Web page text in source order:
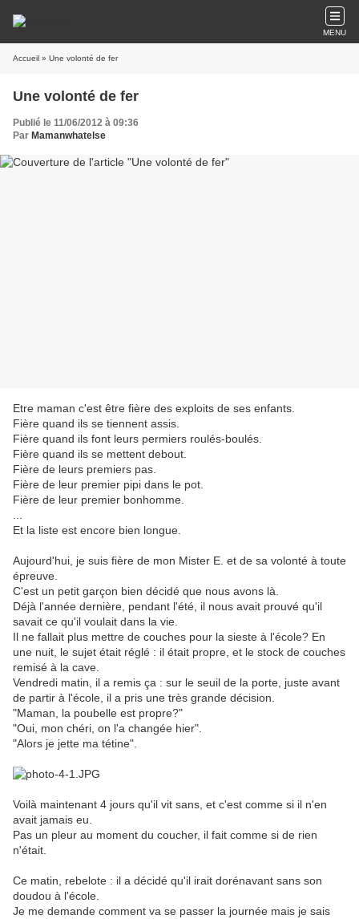
MENU
Accueil » Une volonté de fer
Une volonté de fer
Publié le 11/06/2012 à 09:36
Par Mamanwhatelse
Etre maman c'est être fière des exploits de ses enfants.
Fière quand ils se tiennent assis.
Fière quand ils font leurs permiers roulés-boulés.
Fière quand ils se mettent debout.
Fière de leurs premiers pas.
Fière de leur premier pipi dans le pot.
Fière de leur premier bonhomme.
Et la liste est encore bien longue.
Aujourd'hui, je suis fière de mon Mister E. et de sa volonté à toute
épreuve.
C'est un petit garçon bien décidé que nous avons là.
Déjà l'année dernière, pendant l'été, il nous avait prouvé qu'il
savait ce qu'il voulait dans la vie.
Il ne fallait plus mettre de couches pour la sieste à l'école? En
une nuit, le sujet était réglé : il était propre, et le stock de couches
remisé à la cave.
Vendredi matin, il a remis ça : sur le seuil de la porte, juste avant
de partir à l'école, il a pris une très grande décision.
"Maman, la poubelle est propre?"
"Oui, mon chéri, on l'a changée hier".
"Alors je jette ma tétine".
Voilà maintenant 4 jours qu'il vit sans, et c'est comme si il n'en
avait jamais eu.
Pas un pleur au moment du coucher, il fait comme si de rien
n'était.
Ce matin, rebelote : il a décidé qu'il irait dorénavant sans son
doudou à l'école.
Je me demande comment va se passer la journée mais je sais